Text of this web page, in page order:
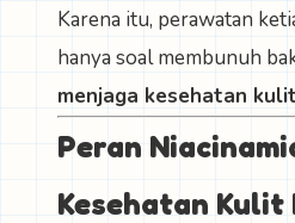
Karena itu, perawatan
hanya soal membunuh
menjaga kesehatan
Peran
Kesehatan Kulit